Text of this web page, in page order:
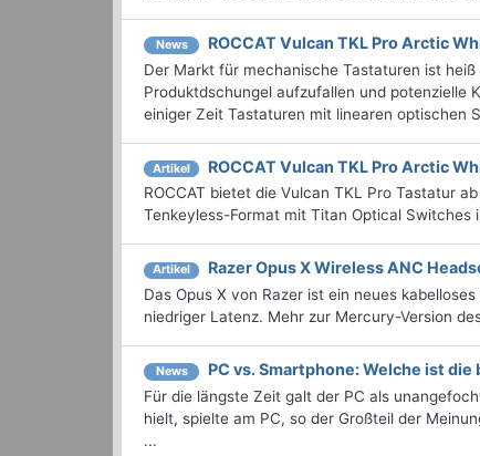
News ROCCAT Vulcan TKL Pro Arctic
Der Markt für mechanische Tastaturen ist
Produktdschungel aufzufallen und potenzielle
einiger Zeit Tastaturen mit linearen optischen
Artikel ROCCAT Vulcan TKL Pro Arctic
ROCCAT bietet die Vulcan TKL Pro Tastatur
Tenkeyless-Format mit Titan Optical Switches
Artikel Razer Opus X Wireless ANC
Das Opus X von Razer ist ein neues
niedriger Latenz. Mehr zur Mercury-Version
News PC vs. Smartphone: Welche ist
Für die längste Zeit galt der PC als
hielt, spielte am PC, so der Großteil der
...